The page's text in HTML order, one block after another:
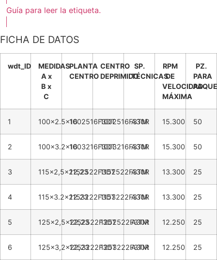
Guía para leer la etiqueta.
FICHA DE DATOS
wdt_ID
MEDIDAS
A x
B x
C
PLANTA
CENTRO
CENTRO
DEPRIMIDO
SP.
TÉCNICAS
RPM
DE
VELOCIDAD
MÁXIMA
PZ.
PARA
1 100x2.5x161002516F3DT1002516F3TM
A30R 15.300 50
2 100x3.2x161003216F3DT1003216F3TM
A30R 15.300 50
3 115x2,5x22,231152522F3DT1152522F3TM
A30R 13.300 25
4 115x3.2x22.231153222F3DT1153222F3TM
A30R 13.300 25
5 125x2,5x22,231252522F3DT1252522F3TM
A30R 12.250 25
6 125x3,2x22,231253222F3DT1253222F3TM
A30R 12.250 25